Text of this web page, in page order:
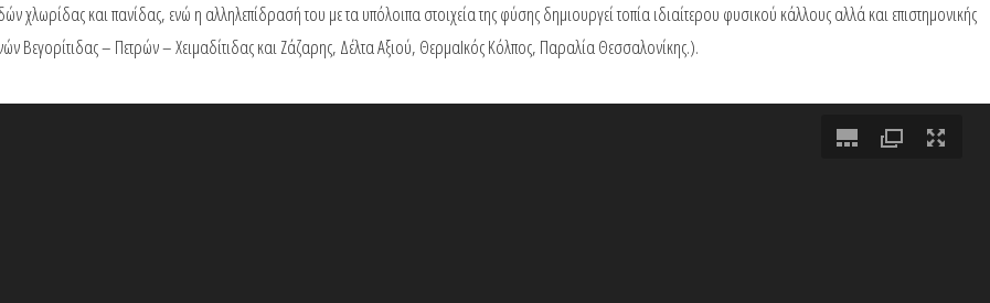
χλωρίδας και πανίδας, ενώ η αλληλεπίδρασή του με τα υπόλοιπα στοιχεία της φύσης δημιουργεί τοπία ιδιαίτερου φυσικού κάλλους αλλά και επιστημονικής
Βεγορίτιδας – Πετρών – Χειμαδίτιδας και Ζάζαρης, Δέλτα Αξιού, ΘερμαΙκός Κόλπος, Παραλία Θεσσαλονίκης.).